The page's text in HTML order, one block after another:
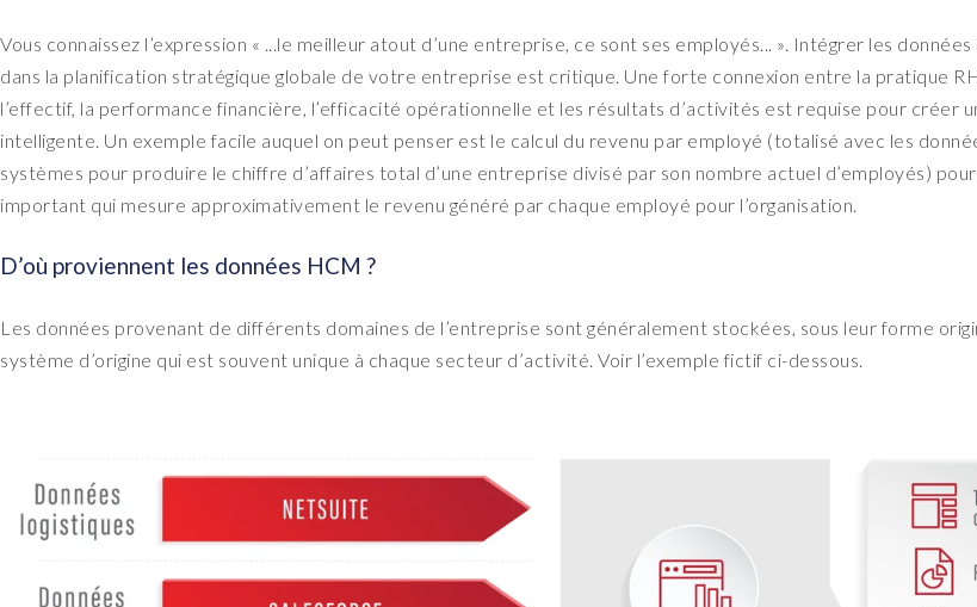
Vous connaissez l’expression « ...le meilleur atout d’une entreprise, ce sont ses employés... ». Intégrer les
dans la planification stratégique globale de votre entreprise est critique. Une forte connexion entre la pratique
l’effectif, la performance financière, l’efficacité opérationnelle et les résultats d’activités est requise pour créer
intelligente. Un exemple facile auquel on peut penser est le calcul du revenu par employé (totalisé avec les
systèmes pour produire le chiffre d’affaires total d’une entreprise divisé par son nombre actuel d’employés)
important qui mesure approximativement le revenu généré par chaque employé pour l’organisation.
D’où proviennent les données HCM ?
Les données provenant de différents domaines de l’entreprise sont généralement stockées, sous leur forme
système d’origine qui est souvent unique à chaque secteur d’activité. Voir l’exemple fictif ci-dessous.